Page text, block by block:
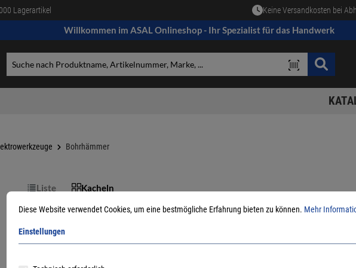
Lagerartikel Keine Versandkosten bei
Willkommen im ASAL Onlineshop - Ihr Spezialist für das Handwerk
Bohrhämmer
Liste Kacheln
Diese Website verwendet Cookies, um eine bestmögliche Erfahrung bieten zu können. Mehr
Einstellungen